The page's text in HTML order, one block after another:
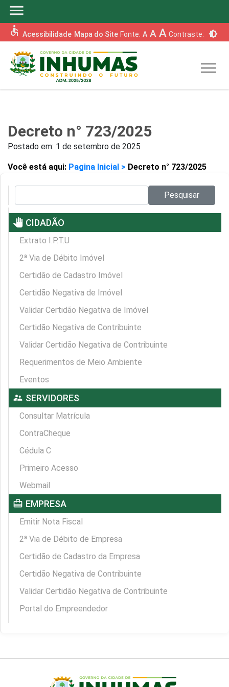
menu
accessible Acessibilidade Mapa do Site Fonte: A A A Contraste: brightness_6
menu
Decreto n° 723/2025
Postado em: 1 de setembro de 2025
Você está aqui: Pagina Inicial > Decreto n° 723/2025
Pesquisar
pan_tool CIDADÃO
Extrato I.P.T.U
2ª Via de Débito Imóvel
Certidão de Cadastro Imóvel
Certidão Negativa de Imóvel
Validar Certidão Negativa de Imóvel
Certidão Negativa de Contribuinte
Validar Certidão Negativa de Contribuinte
Requerimentos de Meio Ambiente
Eventos
supervisor_account SERVIDORES
Consultar Matrícula
ContraCheque
Cédula C
Primeiro Acesso
Webmail
card_travel EMPRESA
Emitir Nota Fiscal
2ª Via de Débito de Empresa
Certidão de Cadastro da Empresa
Certidão Negativa de Contribuinte
Validar Certidão Negativa de Contribuinte
Portal do Empreendedor